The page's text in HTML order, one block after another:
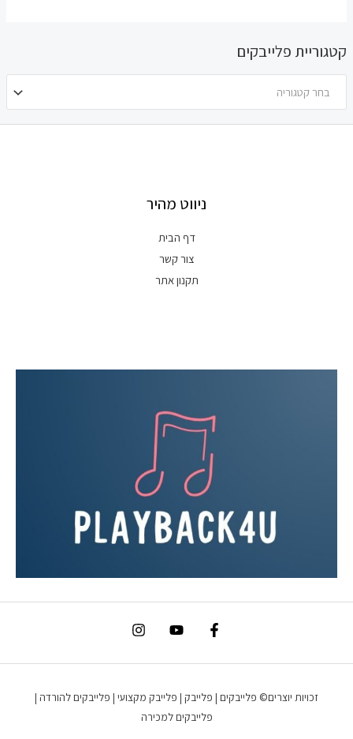
קטגוריית פלייבקים
בחר קטגוריה
ניווט מהיר
דף הבית
צור קשר
תקנון אתר
זכויות יוצרים© פלייבקים | פלייבק | פלייבק מקצועי | פלייבקים להורדה |
פלייבקים למכירה